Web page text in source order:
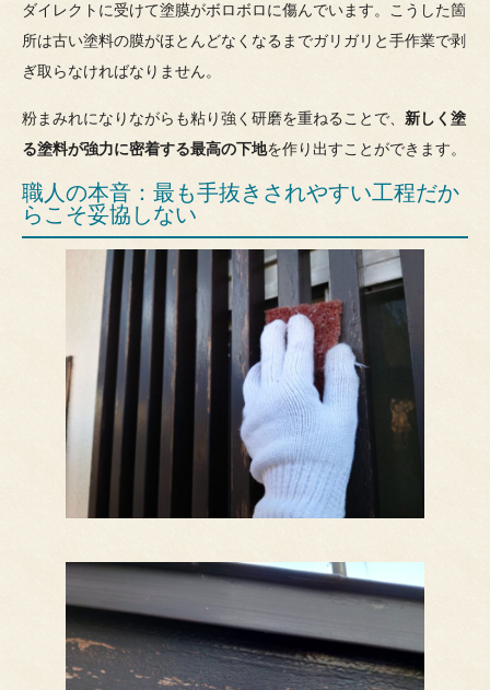
ダイレクトに受けて塗膜がボロボロに傷んでいます。こうした箇
所は古い塗料の膜がほとんどなくなるまでガリガリと手作業で剥
ぎ取らなければなりません。
粉まみれになりながらも粘り強く研磨を重ねることで、 新しく塗
る塗料が強力に密着する最高の下地を作り出すことができます。
職人の本音：最も手抜きされやすい工程だか
らこそ妥協しない